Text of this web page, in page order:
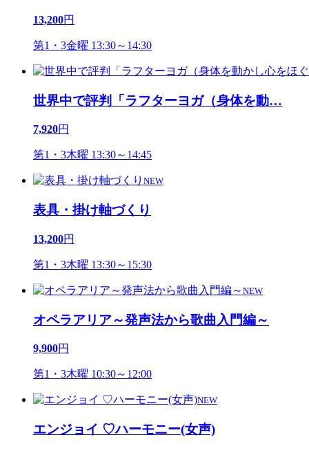
13,200円
第1・3金曜 13:30～14:30
世界中で評判「ラフターヨガ（身体を動…
7,920円
第1・3木曜 13:30～14:45
NEW
表具・掛け軸づくり
13,200円
第1・3木曜 13:30～15:30
NEW
オペラアリア～発声法から歌曲入門編～
9,900円
第1・3木曜 10:30～12:00
NEW
エンジョイ ♡ハーモニー(女声)